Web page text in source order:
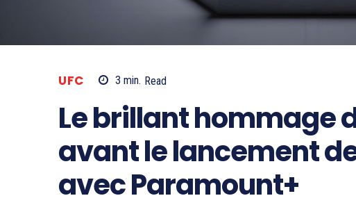
UFC 3 min. Read
Le brillant hommage
avant le lancement
avec Paramount+